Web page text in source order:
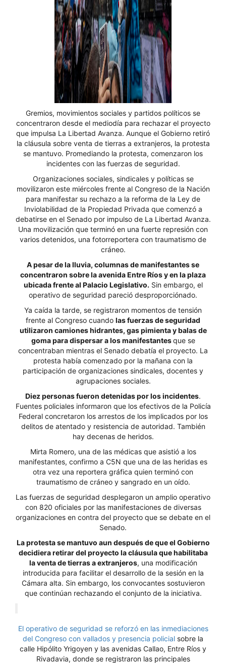
Gremios, movimientos sociales y partidos políticos se
concentraron desde el mediodía para rechazar el proyecto
que impulsa La Libertad Avanza. Aunque el Gobierno retiró
la cláusula sobre venta de tierras a extranjeros, la protesta
se mantuvo. Promediando la protesta, comenzaron los
incidentes con las fuerzas de seguridad.
Organizaciones sociales, sindicales y políticas se
movilizaron este miércoles frente al Congreso de la Nación
para manifestar su rechazo a la reforma de la Ley de
Inviolabilidad de la Propiedad Privada que comenzó a
debatirse en el Senado por impulso de La Libertad Avanza.
Una movilización que terminó en una fuerte represión con
varios detenidos, una fotorreportera con traumatismo de
cráneo.
A pesar de la lluvia, columnas de manifestantes se
concentraron sobre la avenida Entre Ríos y en la plaza
ubicada frente al Palacio Legislativo. Sin embargo, el
operativo de seguridad pareció desproporciónado.
Ya caída la tarde, se registraron momentos de tensión
frente al Congreso cuando las fuerzas de seguridad
utilizaron camiones hidrantes, gas pimienta y balas de
goma para dispersar a los manifestantesque se
concentraban mientras el Senado debatía el proyecto. La
protesta había comenzado por la mañana con la
participación de organizaciones sindicales, docentes y
agrupaciones sociales.
Diez personas fueron detenidas por los incidentes.
Fuentes policiales informaron que los efectivos de la Policía
Federal concretaron los arrestos de los implicados por los
delitos de atentado y resistencia de autoridad. También
hay decenas de heridos.
Mirta Romero, una de las médicas que asistió a los
manifestantes, confirmo a C5N que una de las heridas es
otra vez una reportera gráfica quien terminó con
traumatismo de cráneo y sangrado en un oído.
Las fuerzas de seguridad desplegaron un amplio operativo
con 820 oficiales por las manifestaciones de diversas
organizaciones en contra del proyecto que se debate en el
Senado.
La protesta se mantuvo aun después de que el Gobierno
decidiera retirar del proyecto la cláusula que habilitaba
la venta de tierras a extranjeros, una modificación
introducida para facilitar el desarrollo de la sesión en la
Cámara alta. Sin embargo, los convocantes sostuvieron
que continúan rechazando el conjunto de la iniciativa.
El operativo de seguridad se reforzó en las inmediaciones
del Congreso con vallados y presencia policial sobre la
calle Hipólito Yrigoyen y las avenidas Callao, Entre Ríos y
Rivadavia, donde se registraron las principales